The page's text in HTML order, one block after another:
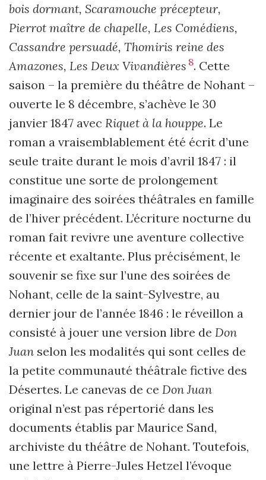
bois dormant, Scaramouche précepteur,
Pierrot maître de chapelle, Les Comédiens,
Cassandre persuadé, Thomiris reine des
Amazones, Les Deux Vivandières 8. Cette
saison – la première du théâtre de Nohant –
ouverte le 8 décembre, s’achève le 30
janvier 1847 avec Riquet à la houppe. Le
roman a vraisemblablement été écrit d’une
seule traite durant le mois d’avril 1847 : il
constitue une sorte de prolongement
imaginaire des soirées théâtrales en famille
de l’hiver précédent. L’écriture nocturne du
roman fait revivre une aventure collective
récente et exaltante. Plus précisément, le
souvenir se fixe sur l’une des soirées de
Nohant, celle de la saint-Sylvestre, au
dernier jour de l’année 1846 : le réveillon a
consisté à jouer une version libre de Don
Juan selon les modalités qui sont celles de
la petite communauté théâtrale fictive des
Désertes. Le canevas de ce Don Juan
original n’est pas répertorié dans les
documents établis par Maurice Sand,
archiviste du théâtre de Nohant. Toutefois,
une lettre à Pierre-Jules Hetzel l’évoque